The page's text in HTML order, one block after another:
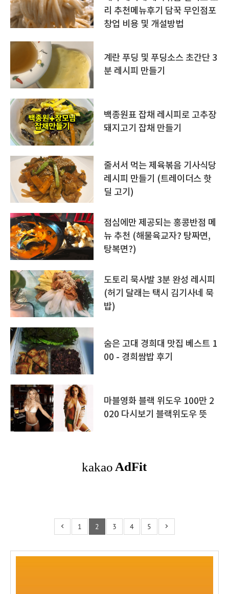
리 추천메뉴후기 담꾹 무인점포
창업 비용 및 개설방법
계란 푸딩 및 푸딩소스 초간단 3
분 레시피 만들기
백종원표 잡채 레시피로 고추장
돼지고기 잡채 만들기
줄서서 먹는 제육볶음 기사식당
레시피 만들기 (트레이더스 핫
딜 고기)
점심에만 제공되는 홍콩반점 메
뉴 추천 (해물육교자? 탕짜면,
탕복면?)
도토리 묵사발 3분 완성 레시피
(허기 달래는 택시 김기사네 묵
밥)
숨은 고대 경희대 맛집 베스트 1
00 - 경희쌈밥 후기
마블영화 블랙 위도우 100만 2
020 다시보기 블랙위도우 뜻
1 2 3 4 5